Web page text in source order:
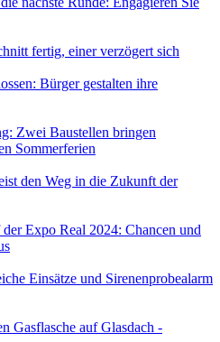
fertig, einer verzögert sich
Bürger gestalten ihre
Zwei Baustellen bringen
Sommerferien
den Weg in die Zukunft der
Expo Real 2024: Chancen und
Einsätze und Sirenenprobealarm
Gasflasche auf Glasdach -